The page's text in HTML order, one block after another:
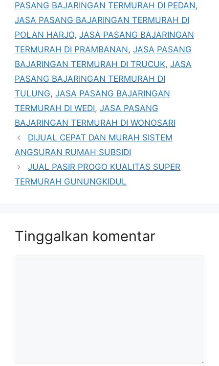
PASANG BAJARINGAN TERMURAH DI PEDAN,
JASA PASANG BAJARINGAN TERMURAH DI
POLAN HARJO, JASA PASANG BAJARINGAN
TERMURAH DI PRAMBANAN, JASA PASANG
BAJARINGAN TERMURAH DI TRUCUK, JASA
PASANG BAJARINGAN TERMURAH DI
TULUNG, JASA PASANG BAJARINGAN
TERMURAH DI WEDI, JASA PASANG
BAJARINGAN TERMURAH DI WONOSARI
DIJUAL CEPAT DAN MURAH SISTEM
ANGSURAN RUMAH SUBSIDI
JUAL PASIR PROGO KUALITAS SUPER
TERMURAH GUNUNGKIDUL
Tinggalkan komentar